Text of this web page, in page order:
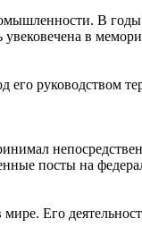
В
в
руководством
посты на
Его